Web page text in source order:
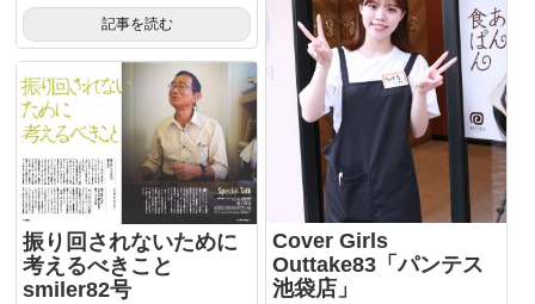
記事を読む
Cover Girls
Outtake83「パンテス
池袋店」
振り回されないために
考えるべきこと
smiler82号